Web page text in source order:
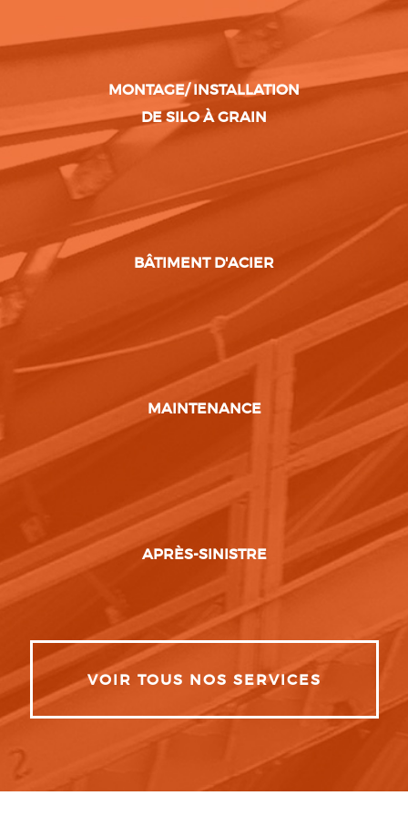
MONTAGE/ INSTALLATION
DE SILO À GRAIN
BÂTIMENT D'ACIER
MAINTENANCE
APRÈS-SINISTRE
VOIR TOUS NOS SERVICES